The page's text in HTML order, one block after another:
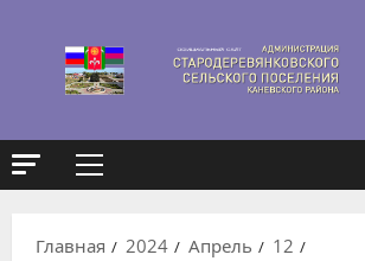
содержимому
Основное
Главная
2024 Апрель
12